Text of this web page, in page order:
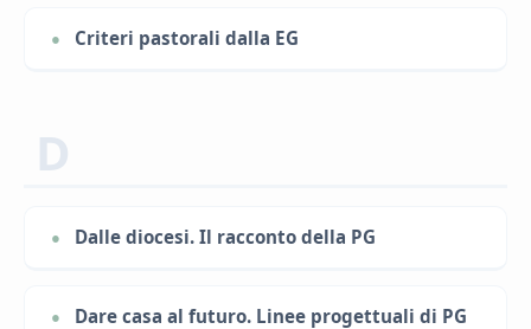
Criteri pastorali dalla EG
D
Dalle diocesi. Il racconto della PG
Dare casa al futuro. Linee progettuali di PG